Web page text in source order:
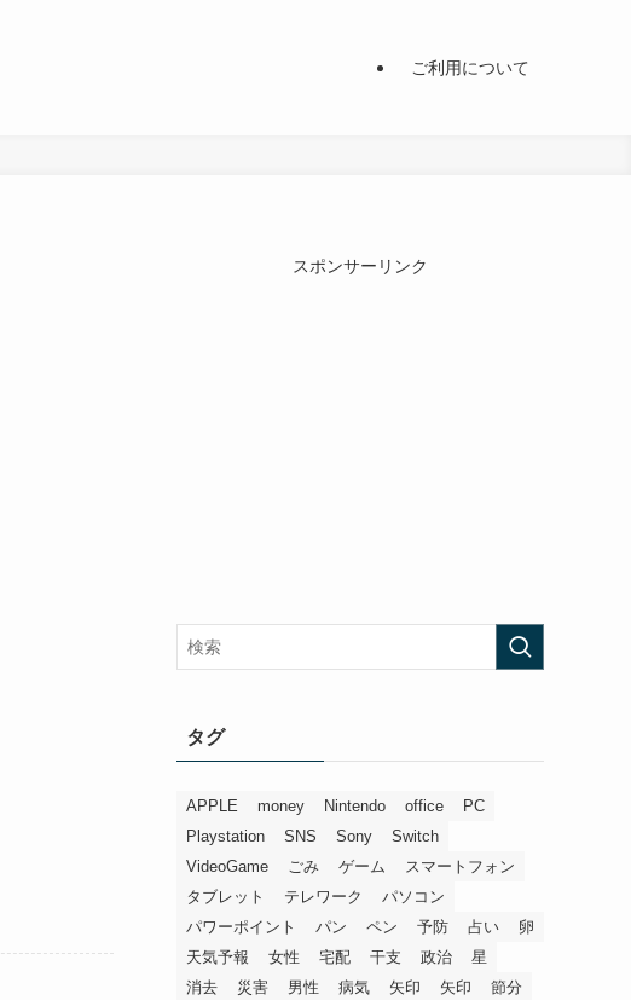
ご利用について
スポンサーリンク
タグ
APPLE money Nintendo office
PC
Playstation
SNS Sony
Switch
VideoGame
ごみ ゲーム
スマートフォン
タブレット
テレワーク
パソコン
パワーポイント
パン ペン 予防 占い
卵
天気予報
女性 宅配 干支 政治
星
消去
災害 男性 病気 矢印 矢印
節分